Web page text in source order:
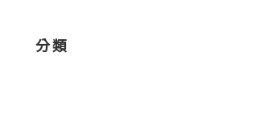
分類